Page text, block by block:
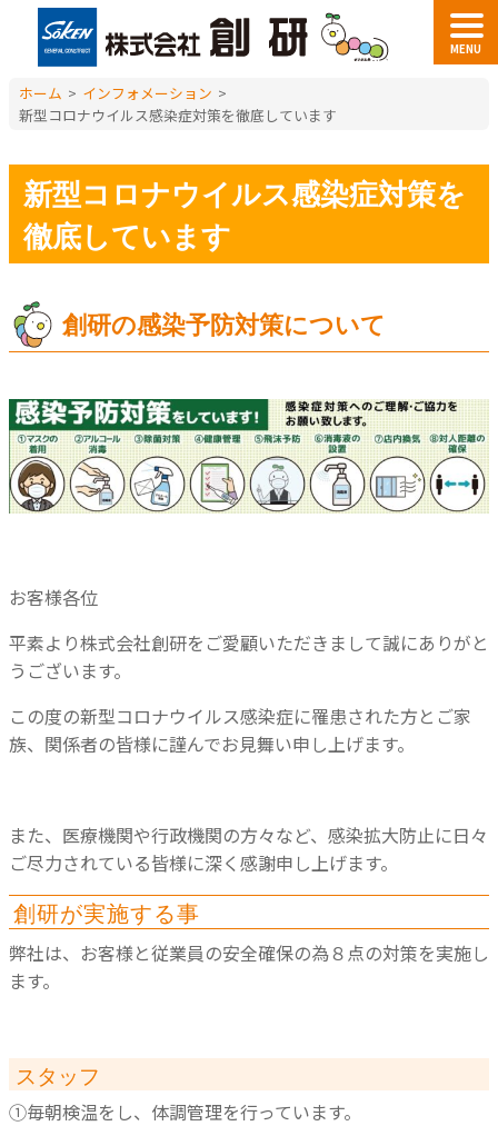
MENU
ホーム > インフォメーション >
新型コロナウイルス感染症対策を徹底しています
新型コロナウイルス感染症対策を
徹底しています
創研の感染予防対策について
お客様各位
平素より株式会社創研をご愛顧いただきまして誠にありがと
うございます。
この度の新型コロナウイルス感染症に罹患された方とご家
族、関係者の皆様に謹んでお見舞い申し上げます。
また、医療機関や行政機関の方々など、感染拡大防止に日々
ご尽力されている皆様に深く感謝申し上げます。
創研が実施する事
弊社は、お客様と従業員の安全確保の為８点の対策を実施し
ます。
スタッフ
①毎朝検温をし、体調管理を行っています。